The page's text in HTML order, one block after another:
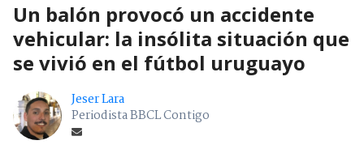
Un balón provocó un accidente
vehicular: la insólita situación que
se vivió en el fútbol uruguayo
Jeser Lara
Periodista BBCL Contigo